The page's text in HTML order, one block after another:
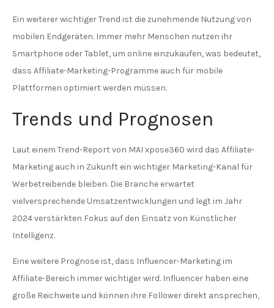
Ein weiterer wichtiger Trend ist die zunehmende Nutzung von
mobilen Endgeräten. Immer mehr Menschen nutzen ihr
Smartphone oder Tablet, um online einzukaufen, was bedeutet,
dass Affiliate-Marketing-Programme auch für mobile
Plattformen optimiert werden müssen.
Trends und Prognosen
Laut einem Trend-Report von MAI xpose360 wird das Affiliate-
Marketing auch in Zukunft ein wichtiger Marketing-Kanal für
Werbetreibende bleiben. Die Branche erwartet
vielversprechende Umsatzentwicklungen und legt im Jahr
2024 verstärkten Fokus auf den Einsatz von Künstlicher
Intelligenz.
Eine weitere Prognose ist, dass Influencer-Marketing im
Affiliate-Bereich immer wichtiger wird. Influencer haben eine
große Reichweite und können ihre Follower direkt ansprechen,